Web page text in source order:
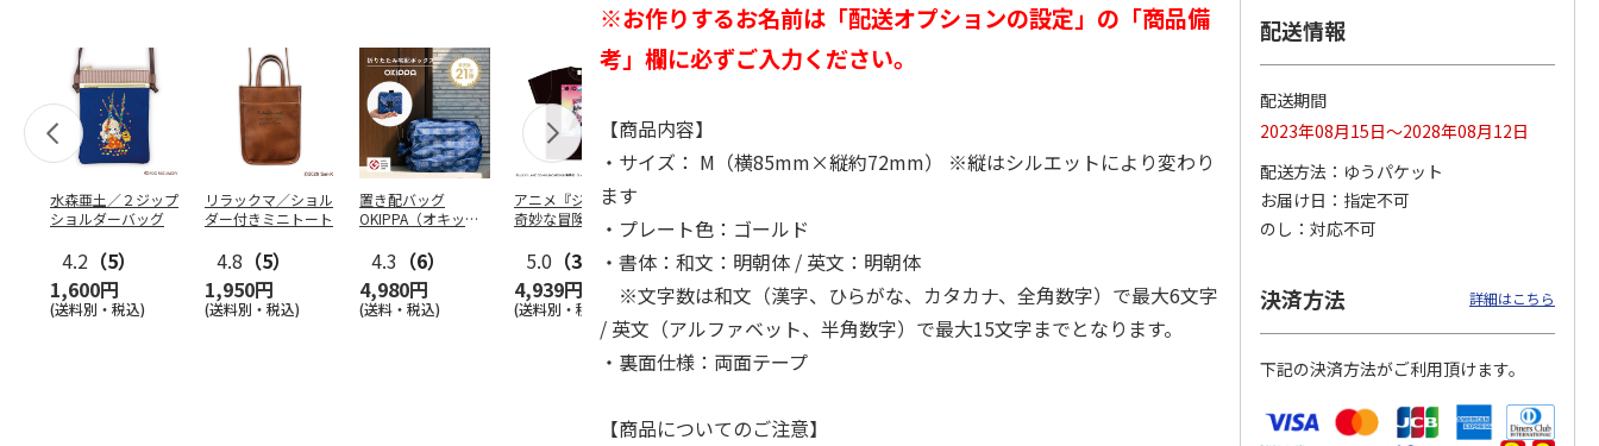
水森亜土／２ジップ
ショルダーバッグ
4.2 （5）
1,600円
(送料別・税込)
リラックマ／ショル
ダー付きミニトート
4.8 （5）
1,950円
(送料別・税込)
置き配バッグ
OKIPPA（オキッ
4.3 （6）
4,980円
(送料・税込)
アニメ『ジョジョの
奇妙な冒険 黄金の
風』CITY POP…
5.0 （3）
4,939円
(送料別・税込)
ー付きバッグ
4.5（6）
1,760円
(送料別・税込)
3,080円
(送料別・税込)
3,839円
(送料別・税込)
4,400円
(送料別・税込)
『ジョジョの奇妙な
冒険 スターダスト
クルセイダース』
3,300円
(送料別・税込)
3,300円
(送料別・税込)
※お作りするお名前は「配送オプションの設定」の「商品備
考」欄に必ずご入力ください。
【商品内容】
・サイズ： M（横85mm×縦約72mm） ※縦はシルエットにより変わり
ます
・プレート色：ゴールド
・書体：和文：明朝体 / 英文：明朝体
※文字数は和文（漢字、ひらがな、カタカナ、全角数字）で最大6文字
/ 英文（アルファベット、半角数字）で最大15文字までとなります。
・裏面仕様：両面テープ
【商品についてのご注意】
配送情報
配送期間
2023年08月15日～2028年08月12日
配送方法
ゆうパケット
お届け日
指定不可
のし
対応不可
決済方法 詳細はこちら
下記の決済方法がご利用頂けます。